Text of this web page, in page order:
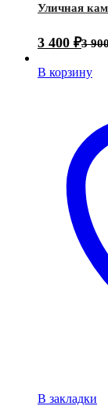
Уличная
3 400 ₽3
В корзину
В закладки